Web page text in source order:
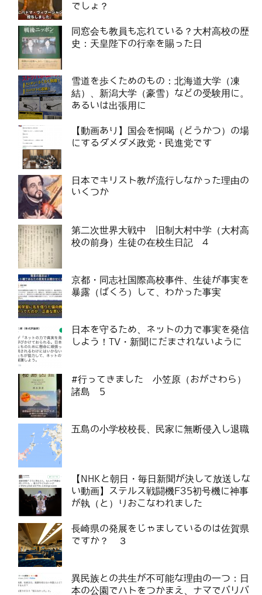
でしょ？
同窓会も教員も忘れている？大村高校の歴
史：天皇陛下の行幸を賜った日
雪道を歩くためのもの：北海道大学（凍
結）、新潟大学（豪雪）などの受験用に。
あるいは出張用に
【動画あり】国会を恫喝（どうかつ）の場
にするダメダメ政党・民進党です
日本でキリスト教が流行しなかった理由の
いくつか
第二次世界大戦中 旧制大村中学（大村高
校の前身）生徒の在校生日記 4
京都・同志社国際高校事件、生徒が事実を
暴露（ばくろ）して、わかった事実
日本を守るため、ネットの力で事実を発信
しよう！TV・新聞にだまされないように
#行ってきました 小笠原（おがさわら）
諸島 5
五島の小学校校長、民家に無断侵入し退職
【NHKと朝日・毎日新聞が決して放送しな
い動画】ステルス戦闘機F35初号機に神事
が執（と）りおこなわれました
長崎県の発展をじゃましているのは佐賀県
ですか？ ３
異民族との共生が不可能な理由の一つ：日
本の公園でハトをつかまえ、ナマでバリバ